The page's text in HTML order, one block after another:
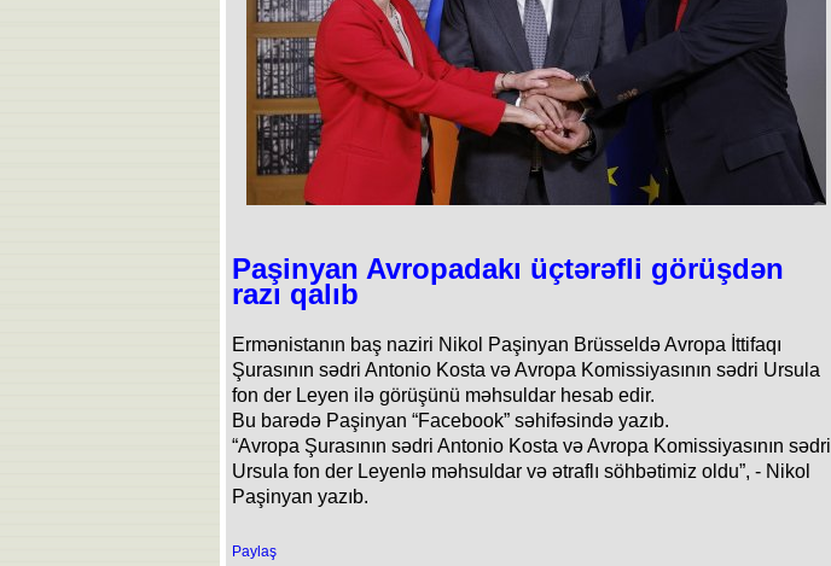
Paşinyan Avropadakı üçtərəfli görüşdən
razı qalıb
Ermənistanın baş naziri Nikol Paşinyan Brüsseldə Avropa İttifaqı
Şurasının sədri Antonio Kosta və Avropa Komissiyasının sədri Ursula
fon der Leyen ilə görüşünü məhsuldar hesab edir.
Bu barədə Paşinyan “Facebook” səhifəsində yazıb.
“Avropa Şurasının sədri Antonio Kosta və Avropa Komissiyasının sədri
Ursula fon der Leyenlə məhsuldar və ətraflı söhbətimiz oldu”, - Nikol
Paşinyan yazıb.
Paylaş